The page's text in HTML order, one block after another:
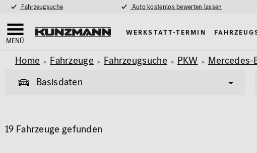
Fahrzeugsuche Auto kostenlos bewerten lassen
MENÜ
Werkstatt-Termin
Home Fahrzeuge Fahrzeugsuche PKW Mercedes-
Basisdaten
Garantie
19 Fahrzeuge gefunden